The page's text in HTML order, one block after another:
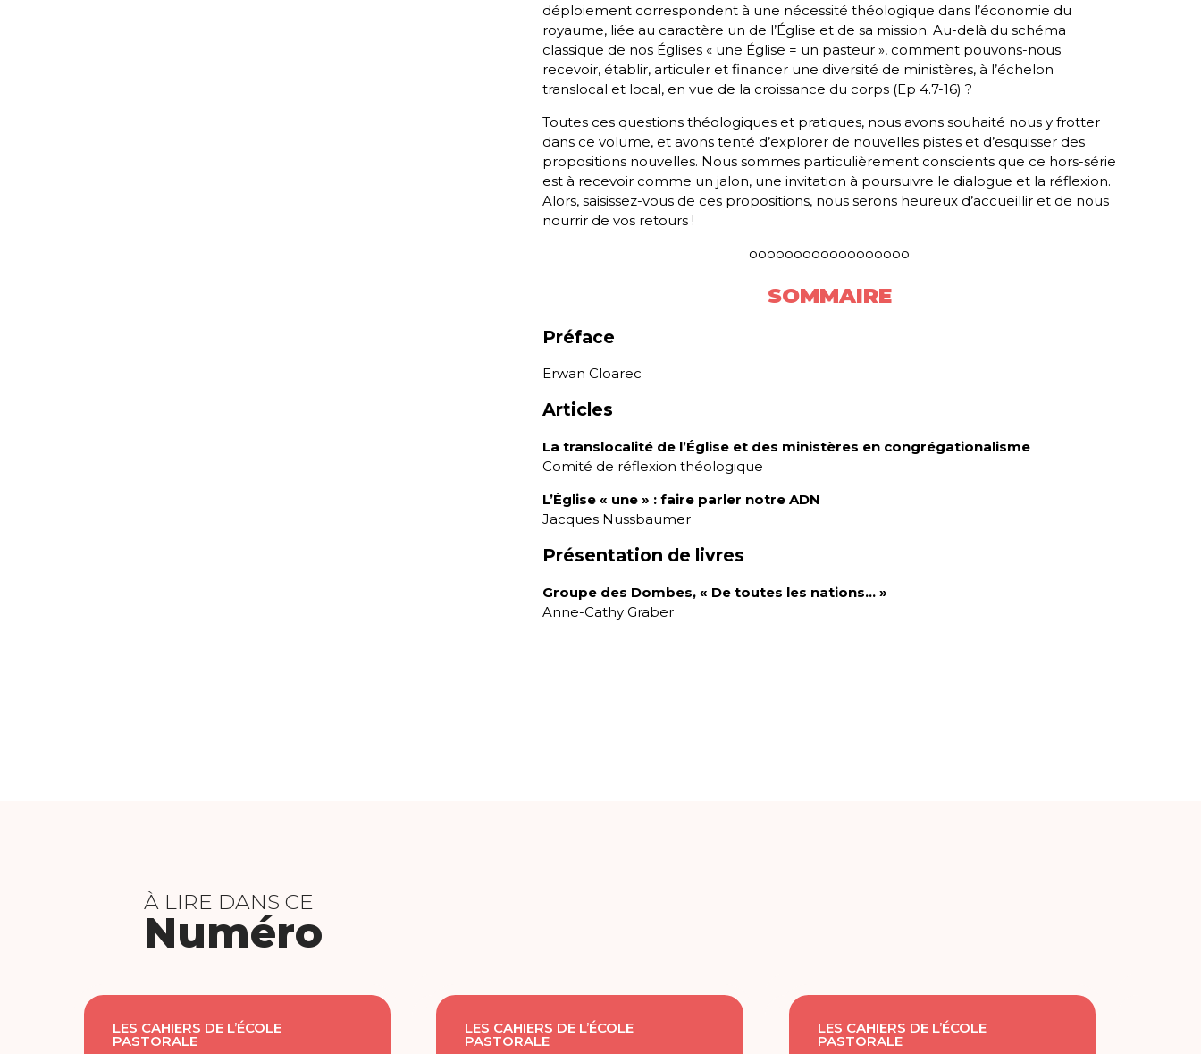
déploiement correspondent à une nécessité théologique dans l’économie du
royaume, liée au caractère un de l’Église et de sa mission. Au-delà du schéma
classique de nos Églises « une Église = un pasteur », comment pouvons-nous
recevoir, établir, articuler et financer une diversité de ministères, à l’échelon
translocal et local, en vue de la croissance du corps (Ep 4.7-16) ?
Toutes ces questions théologiques et pratiques, nous avons souhaité nous y frotter
dans ce volume, et avons tenté d’explorer de nouvelles pistes et d’esquisser des
propositions nouvelles. Nous sommes particulièrement conscients que ce hors-série
est à recevoir comme un jalon, une invitation à poursuivre le dialogue et la réflexion.
Alors, saisissez-vous de ces propositions, nous serons heureux d’accueillir et de nous
nourrir de vos retours !
oooooooooooooooooo
SOMMAIRE
Préface
Erwan Cloarec
Articles
La translocalité de l’Église et des ministères en congrégationalisme
Comité de réflexion théologique
L’Église « une » : faire parler notre ADN
Jacques Nussbaumer
Présentation de livres
Groupe des Dombes, « De toutes les nations… »
Anne-Cathy Graber
À LIRE DANS CE
Numéro
LES CAHIERS DE L’ÉCOLE
PASTORALE
LES CAHIERS DE L’ÉCOLE
PASTORALE
LES CAHIERS DE L’ÉCOLE
PASTORALE